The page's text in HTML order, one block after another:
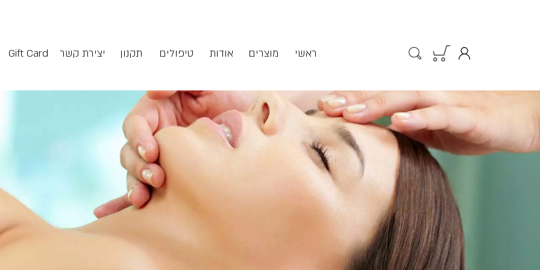
ראשי מוצרים אודות טיפולים תקנון יצירת קשר Gift Card
הטיפולים שלנו